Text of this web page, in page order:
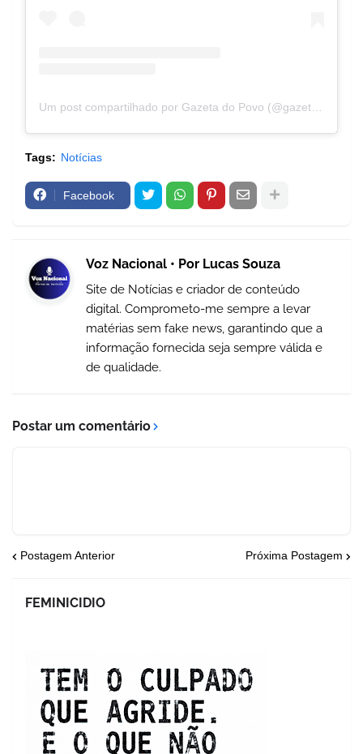
Tags: Notícias
Facebook
Voz Nacional • Por Lucas Souza
Site de Notícias e criador de conteúdo
digital. Comprometo-me sempre a levar
matérias sem fake news, garantindo que a
informação fornecida seja sempre válida e
de qualidade.
Postar um comentário
Postagem Anterior Próxima Postagem
FEMINICIDIO